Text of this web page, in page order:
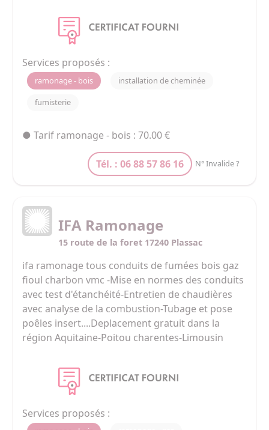
- pour l'installation de votre poêle, insert,
cheminée, ou barbecue (devis gratuit et sans
engagement).
J'assure la pose et l'assistance technique des
poêles à granulés de marque BESTOVE.
Je me tiens à votre disposition pour de plus
Services proposés :
ramonage - bois installation de cheminée
fumisterie
● Tarif ramonage - bois : 70.00 €
Tél. : 06 88 57 86 16 N° Invalide ?
IFA Ramonage
15 route de la foret 17240 Plassac
ifa ramonage tous conduits de fumées bois gaz
fioul charbon vmc -Mise en normes des conduits
avec test d'étanchéité-Entretien de chaudières
avec analyse de la combustion-Tubage et pose
poêles insert....Deplacement gratuit dans la
région Aquitaine-Poitou charentes-Limousin
Services proposés :